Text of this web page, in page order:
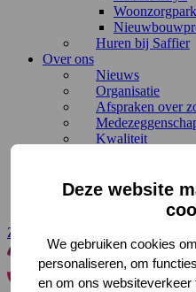
Deze website
We gebruiken cookies
personaliseren, om
en om ons
Huren bij Saffier
Over ons
Nieuws
Organisatie
Afspraken over
Kwaliteit
Met steun van
Folders en
Zoeken
Saffier